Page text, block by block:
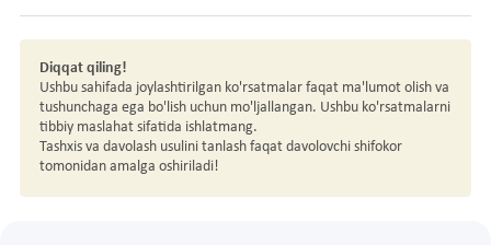
Diqqat qiling!
Ushbu sahifada joylashtirilgan ko'rsatmalar faqat ma'lumot olish va
tushunchaga ega bo'lish uchun mo'ljallangan. Ushbu ko'rsatmalarni
tibbiy maslahat sifatida ishlatmang.
Tashxis va davolash usulini tanlash faqat davolovchi shifokor
tomonidan amalga oshiriladi!